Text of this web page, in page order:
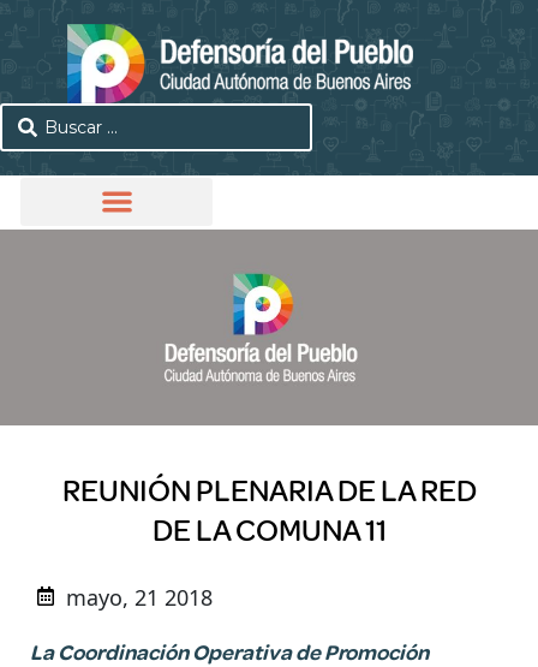
REUNIÓN PLENARIA DE LA RED
DE LA COMUNA 11
mayo, 21 2018
La Coordinación Operativa de Promoción